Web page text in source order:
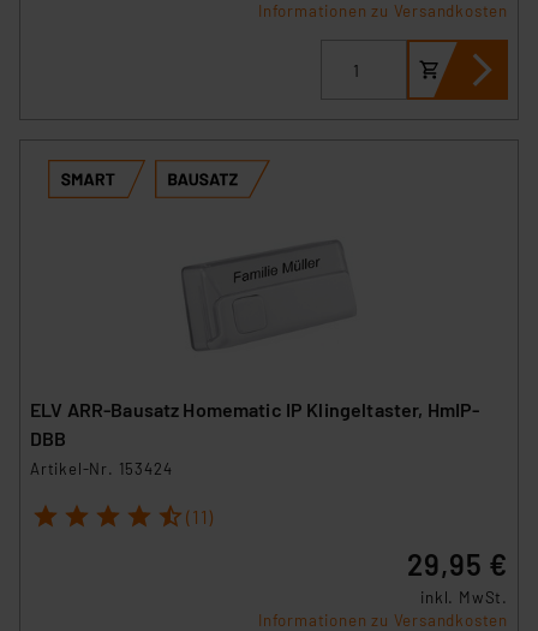
Informationen zu Versandkosten
ELV ARR-Bausatz Homematic IP Klingeltaster, HmIP-
DBB
Artikel-Nr. 153424
1 2 3 4 5 (11)
29,95 €
inkl. MwSt.
Informationen zu Versandkosten